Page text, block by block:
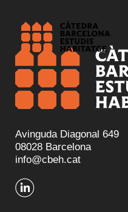
Avinguda Diagonal 649
08028 Barcelona
info@cbeh.cat